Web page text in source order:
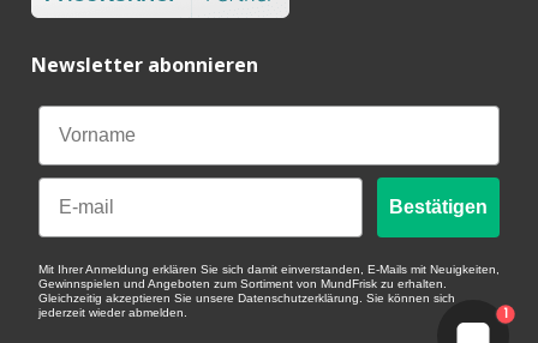
Newsletter abonnieren
Email
Bestätigen
Mit Ihrer Anmeldung erklären Sie sich damit einverstanden, E-Mails mit Neuigkeiten,
Gewinnspielen und Angeboten zum Sortiment von MundFrisk zu erhalten.
Gleichzeitig akzeptieren Sie unsere Datenschutzerklärung. Sie können sich
jederzeit wieder abmelden.
1